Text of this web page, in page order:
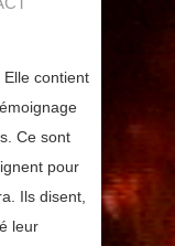
contient
Ce sont
pour
Ils disent,
leur